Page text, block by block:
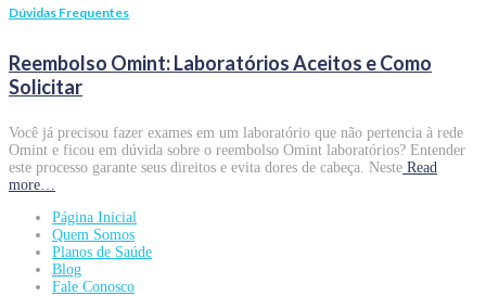
Dúvidas Frequentes
Reembolso Omint: Laboratórios Aceitos e Como
Solicitar
Você já precisou fazer exames em um laboratório que não pertencia à rede
Omint e ficou em dúvida sobre o reembolso Omint laboratórios? Entender
este processo garante seus direitos e evita dores de cabeça. Neste Read
more…
Página Inicial
Quem Somos
Planos de Saúde
Blog
Fale Conosco